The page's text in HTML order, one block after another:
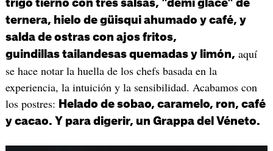
trigo tierno con tres salsas, "demi glacé" de
ternera, hielo de güisqui ahumado y café, y
salda de ostras con ajos fritos,
guindillas tailandesas quemadas y limón, aquí
se hace notar la huella de los chefs basada en la
experiencia, la intuición y la sensibilidad. Acabamos con
los postres: Helado de sobao, caramelo, ron, café
y cacao. Y para digerir, un Grappa del Véneto.